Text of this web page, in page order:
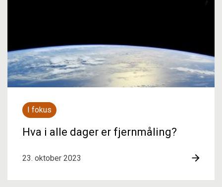
I fokus
Hva i alle dager er fjernmåling?
23. oktober 2023